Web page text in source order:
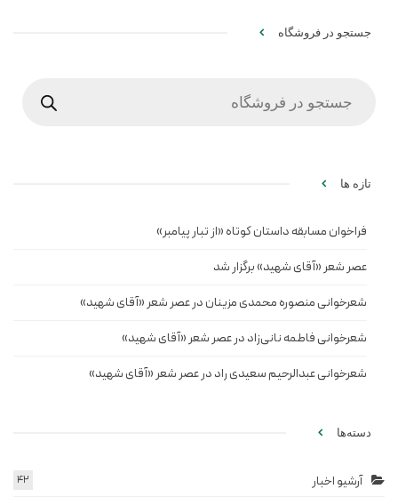
جستجو در فروشگاه
تازه ها
فراخوان مسابقه داستان کوتاه «از تبار پیامبر»
عصر شعر «آقای شهید» برگزار شد
شعرخوانی منصوره محمدی مزینان در عصر شعر «آقای شهید»
شعرخوانی فاطمه نانی‌زاد در عصر شعر «آقای شهید»
شعرخوانی عبدالرحیم سعیدی راد در عصر شعر «آقای شهید»
دسته‌ها
آرشیو اخبار 42